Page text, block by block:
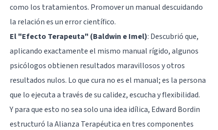
como los tratamientos. Promover un manual descuidando
la relación es un error científico.
El "Efecto Terapeuta" (Baldwin e Imel): Descubrió que,
aplicando exactamente el mismo manual rígido, algunos
psicólogos obtienen resultados maravillosos y otros
resultados nulos. Lo que cura no es el manual; es la persona
que lo ejecuta a través de su calidez, escucha y flexibilidad.
Y para que esto no sea solo una idea idílica, Edward Bordin
estructuró la Alianza Terapéutica en tres componentes